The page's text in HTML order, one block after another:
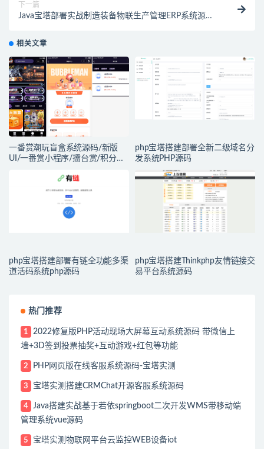
下一篇
Java宝塔部署实战制造装备物联生产管理ERP系统源码
相关文章
一番赏潮玩盲盒系统源码/新版
UI/一番赏小程序/擂台赏/积分赏/
php宝塔搭建部署全新二级域名分
发系统PHP源码
php宝塔搭建部署有链全功能多渠
道活码系统php源码
php宝塔搭建Thinkphp友情链接交
易平台系统源码
热门推荐
1
2022修复版PHP活动现场大屏幕互动系统源码 带微信上
墙+3D签到投票抽奖+互动游戏+红包等功能
2 PHP网页版在线客服系统源码-宝塔实测
3 宝塔实测搭建CRMChat开源客服系统源码
4
Java搭建实战基于若依springboot二次开发WMS带移动端
管理系统vue源码
5 宝塔实测物联网平台云监控WEB设备iot